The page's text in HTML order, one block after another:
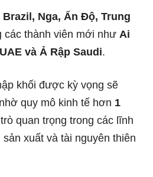
Brazil, Nga, Ấn Độ, Trung
các thành viên mới như Ai
và Ả Rập Saudi.
khối được kỳ vọng sẽ
quy mô kinh tế hơn 1
quan trọng trong các lĩnh
xuất và tài nguyên thiên